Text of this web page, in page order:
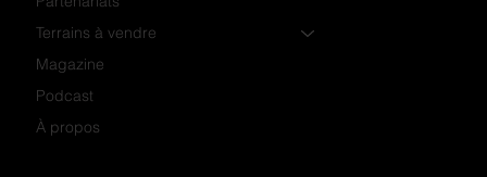
Terrains à vendre
Magazine
Podcast
À propos